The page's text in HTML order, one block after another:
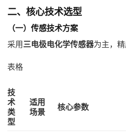
二、核心技术选型
（一）传感技术方案
采用三电极电化学传感器为主，精
表格
技
术
类
型
适用
场景
核心参数